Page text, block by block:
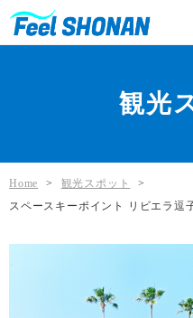
観光
Home > 観光スポット
>
スペースキーポイント リビエラ逗